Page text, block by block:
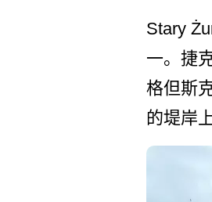
Stary
一。捷
格但斯
的堤岸